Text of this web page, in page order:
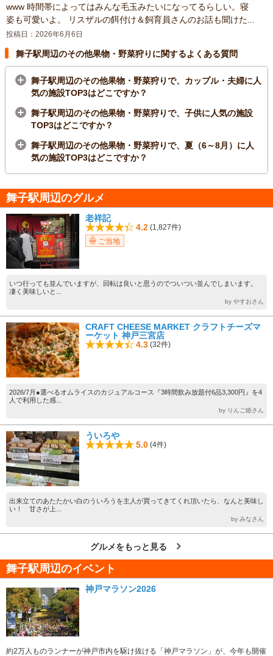
www 時間帯によってはみんな毛玉みたいになってるらしい。寝
姿も可愛いよ。 リスザルの餌付け＆飼育員さんのお話も聞けた...
投稿日：2026年6月6日
舞子駅周辺のその他果物・野菜狩りに関するよくある質問
舞子駅周辺のその他果物・野菜狩りで、カップル・夫婦に人
気の施設TOP3はどこですか？
舞子駅周辺のその他果物・野菜狩りで、子供に人気の施設
TOP3はどこですか？
舞子駅周辺のその他果物・野菜狩りで、夏（6～8月）に人
気の施設TOP3はどこですか？
舞子駅周辺のグルメ
老祥記
4.2 (1,827件)
ご当地
いつ行っても並んでいますが、回転は良いと思うのでついつい並んでしまいます。
凄く美味しいと...
by やすおさん
CRAFT CHEESE MARKET クラフトチーズマ
ーケット 神戸三宮店
4.3 (32件)
2026/7月●選べるオムライスのカジュアルコース『3時間飲み放題付6品3,300円』を4
人で利用した感...
by りんご姫さん
ういろや
5.0 (4件)
出来立てのあたたかい白のういろうを主人が買ってきてくれ頂いたら、なんと美味し
い！ 甘さが上...
by みなさん
グルメをもっと見る
舞子駅周辺のイベント
神戸マラソン2026
約2万人ものランナーが神戸市内を駆け抜ける「神戸マラソン」が、今年も開催